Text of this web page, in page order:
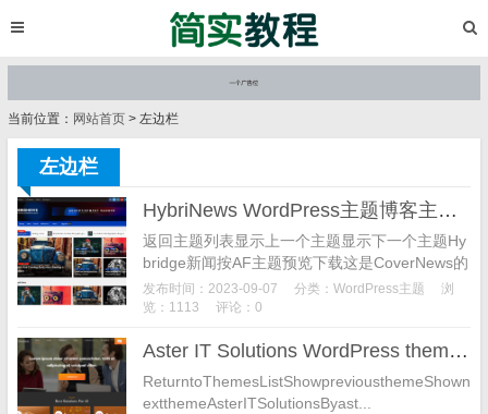
当前位置： 网站首页 > 左边栏
左边栏
HybriNews WordPress主题博客主题下载
返回主题列表显示上一个主题显示下一个主题Hy
bridge新闻按AF主题预览下载这是CoverNews的
一个儿童主题。版本：1.0.1最近更新日期：202
3年8月28日活跃安装：20...
发布时间：2023-09-07 分类： WordPress主题
浏
览：1113
评论：0
Aster IT Solutions WordPress theme 博客主题下载
ReturntoThemesListShowpreviousthemeShown
extthemeAsterITSolutionsByast...